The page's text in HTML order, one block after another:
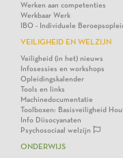
Werken aan competenties
Werkbaar Werk
IBO - Individuele
VEILIGHEID EN WELZIJN
Veiligheid (in het) nieuws
Infosessies en workshops
Opleidingskalender
Tools en links
Machinedocumentatie
Toolboxen: Basisveiligheid
Info Diisocyanaten
Psychosociaal welzijn
ONDERWIJS